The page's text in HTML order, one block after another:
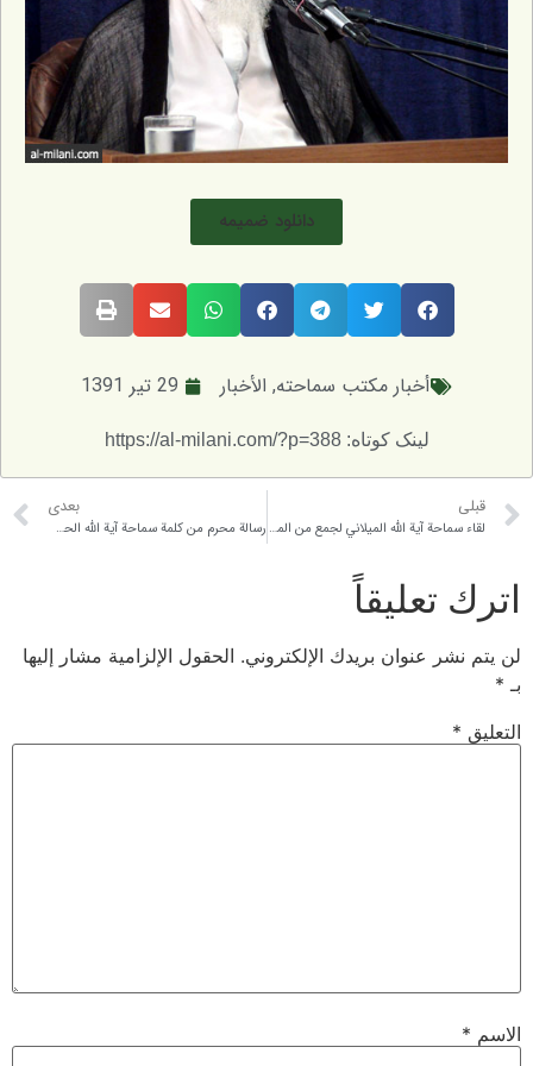
دانلود ضمیمه
أخبار مكتب سماحته,الأخبار 29 تیر 1391
لقاء سماحة آية الله الميلاني لجمع من المستبصرين من مدينة زابل رسالة محرم من كلمة سماحة آية الله الحسيني الميلاني
عنوان بريدك الإلكتروني. الحقول الإلزامية مشار إليها